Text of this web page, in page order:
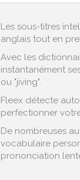
Les sous-titres
anglais tout en
Avec les
instantanément
ou "jiving".
Fleex détecte
perfectionner
De nombreuses
vocabulaire
prononciation